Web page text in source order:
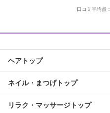
口コミ平均点：
ヘアトップ
ネイル・まつげトップ
リラク・マッサージトップ